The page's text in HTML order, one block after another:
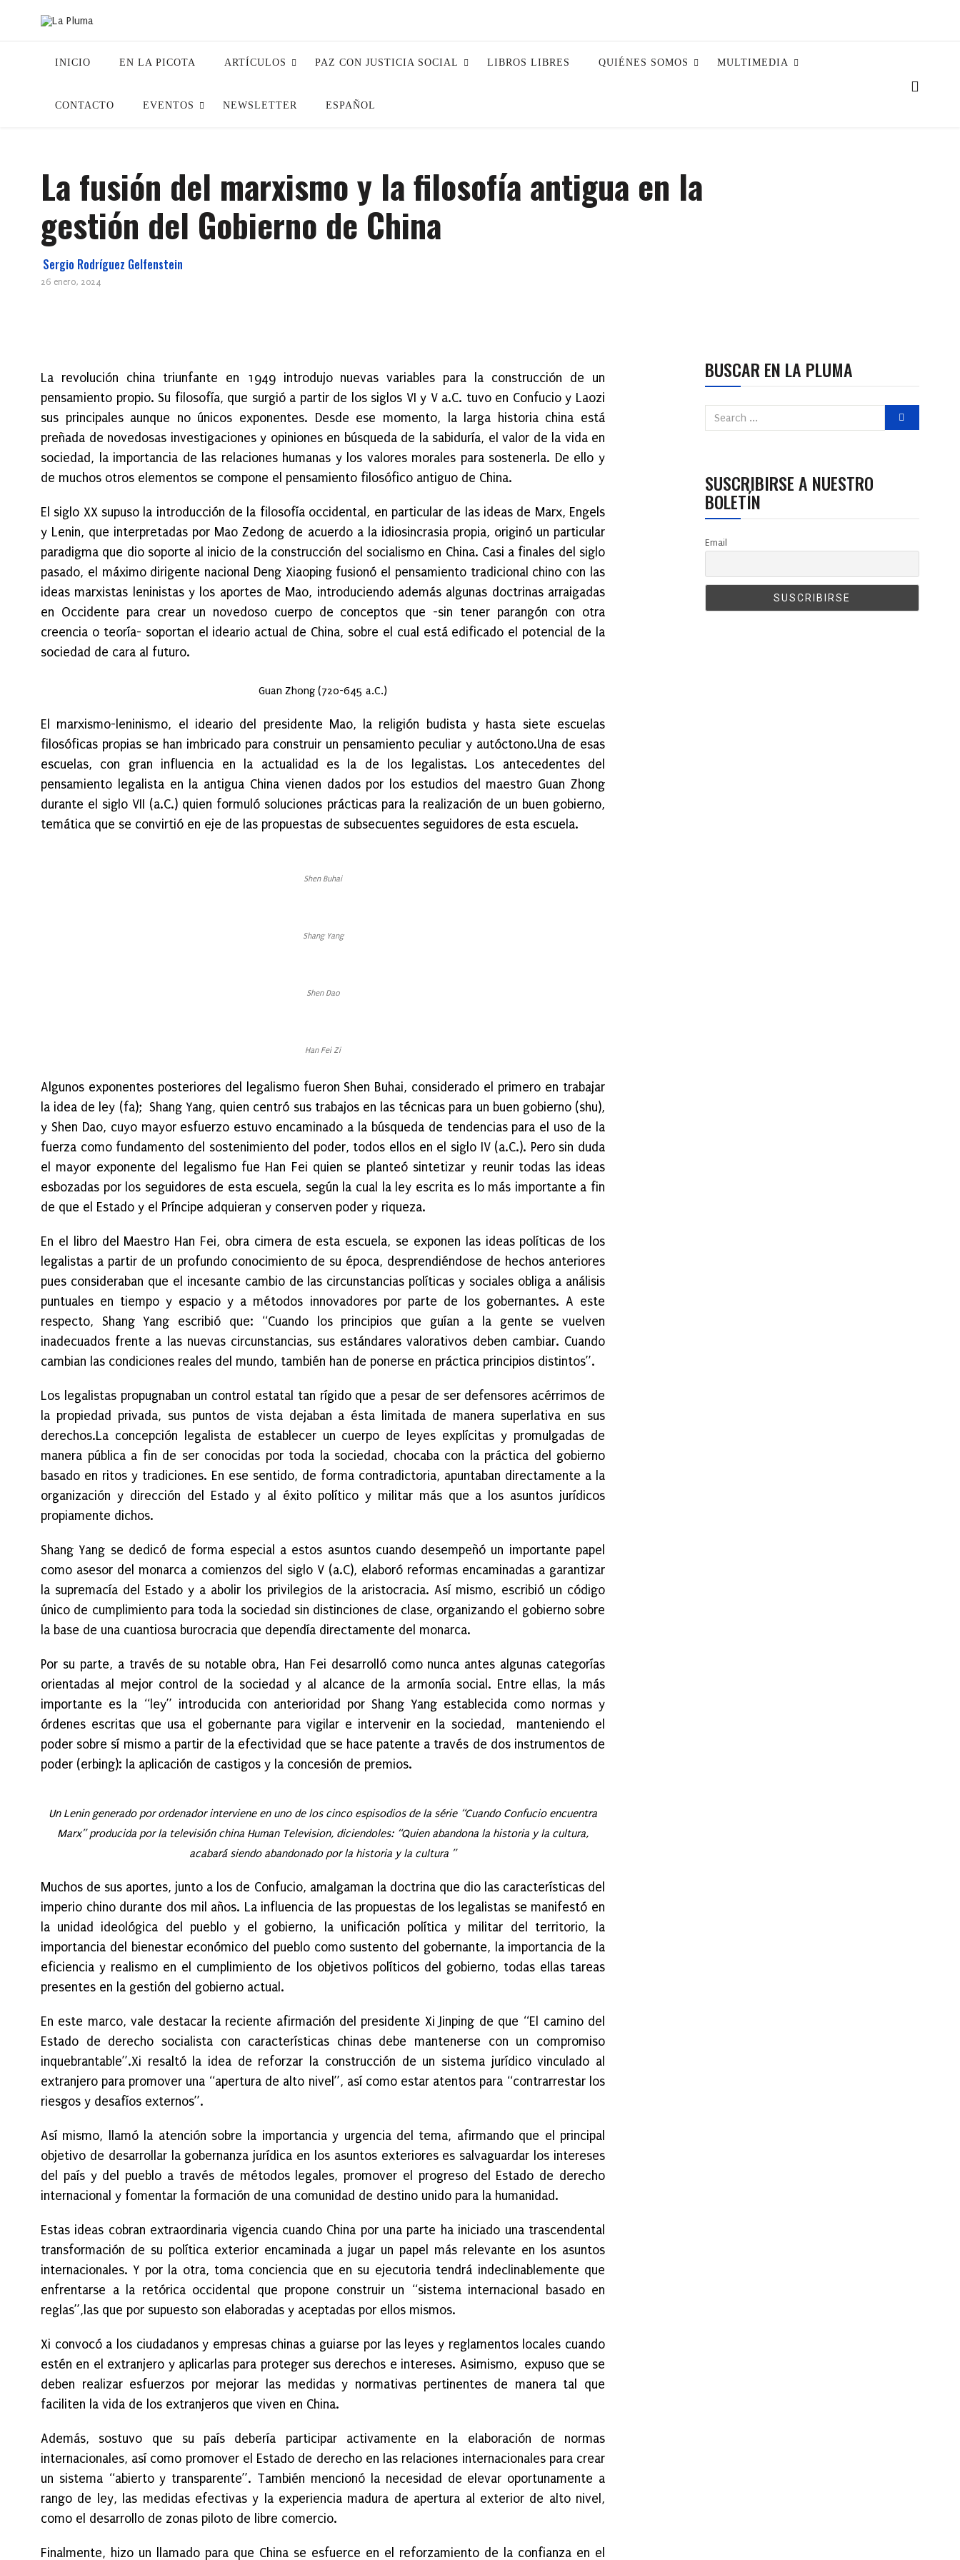
INICIO EN LA PICOTA ARTÍCULOS PAZ CON JUSTICIA SOCIAL LIBROS LIBRES QUIÉNES SOMOS MULTIMEDIA
CONTACTO EVENTOS NEWSLETTER ESPAÑOL
La fusión del marxismo y la filosofía antigua en la
gestión del Gobierno de China
Sergio Rodríguez Gelfenstein
26 enero, 2024
La revolución china triunfante en 1949 introdujo nuevas variables para la construcción de un
pensamiento propio. Su filosofía, que surgió a partir de los siglos VI y V a.C. tuvo en Confucio y Laozi
sus principales aunque no únicos exponentes. Desde ese momento, la larga historia china está
preñada de novedosas investigaciones y opiniones en búsqueda de la sabiduría, el valor de la vida en
sociedad, la importancia de las relaciones humanas y los valores morales para sostenerla. De ello y
de muchos otros elementos se compone el pensamiento filosófico antiguo de China.
El siglo XX supuso la introducción de la filosofía occidental, en particular de las ideas de Marx, Engels
y Lenin, que interpretadas por Mao Zedong de acuerdo a la idiosincrasia propia, originó un particular
paradigma que dio soporte al inicio de la construcción del socialismo en China. Casi a finales del siglo
pasado, el máximo dirigente nacional Deng Xiaoping fusionó el pensamiento tradicional chino con las
ideas marxistas leninistas y los aportes de Mao, introduciendo además algunas doctrinas arraigadas
en Occidente para crear un novedoso cuerpo de conceptos que -sin tener parangón con otra
creencia o teoría- soportan el ideario actual de China, sobre el cual está edificado el potencial de la
sociedad de cara al futuro.
Guan Zhong (720-645 a.C.)
El marxismo-leninismo, el ideario del presidente Mao, la religión budista y hasta siete escuelas
filosóficas propias se han imbricado para construir un pensamiento peculiar y autóctono.Una de esas
escuelas, con gran influencia en la actualidad es la de los legalistas. Los antecedentes del
pensamiento legalista en la antigua China vienen dados por los estudios del maestro Guan Zhong
durante el siglo VII (a.C.) quien formuló soluciones prácticas para la realización de un buen gobierno,
temática que se convirtió en eje de las propuestas de subsecuentes seguidores de esta escuela.
Shen Buhai
Shang Yang
Shen Dao
Han Fei Zi
Algunos exponentes posteriores del legalismo fueron Shen Buhai, considerado el primero en trabajar
la idea de ley (fa); Shang Yang, quien centró sus trabajos en las técnicas para un buen gobierno (shu),
y Shen Dao, cuyo mayor esfuerzo estuvo encaminado a la búsqueda de tendencias para el uso de la
fuerza como fundamento del sostenimiento del poder, todos ellos en el siglo IV (a.C.). Pero sin duda
el mayor exponente del legalismo fue Han Fei quien se planteó sintetizar y reunir todas las ideas
esbozadas por los seguidores de esta escuela, según la cual la ley escrita es lo más importante a fin
de que el Estado y el Príncipe adquieran y conserven poder y riqueza.
En el libro del Maestro Han Fei, obra cimera de esta escuela, se exponen las ideas políticas de los
legalistas a partir de un profundo conocimiento de su época, desprendiéndose de hechos anteriores
pues consideraban que el incesante cambio de las circunstancias políticas y sociales obliga a análisis
puntuales en tiempo y espacio y a métodos innovadores por parte de los gobernantes. A este
respecto, Shang Yang escribió que: “Cuando los principios que guían a la gente se vuelven
inadecuados frente a las nuevas circunstancias, sus estándares valorativos deben cambiar. Cuando
cambian las condiciones reales del mundo, también han de ponerse en práctica principios distintos”.
Los legalistas propugnaban un control estatal tan rígido que a pesar de ser defensores acérrimos de
la propiedad privada, sus puntos de vista dejaban a ésta limitada de manera superlativa en sus
derechos.La concepción legalista de establecer un cuerpo de leyes explícitas y promulgadas de
manera pública a fin de ser conocidas por toda la sociedad, chocaba con la práctica del gobierno
basado en ritos y tradiciones. En ese sentido, de forma contradictoria, apuntaban directamente a la
organización y dirección del Estado y al éxito político y militar más que a los asuntos jurídicos
propiamente dichos.
Shang Yang se dedicó de forma especial a estos asuntos cuando desempeñó un importante papel
como asesor del monarca a comienzos del siglo V (a.C), elaboró reformas encaminadas a garantizar
la supremacía del Estado y a abolir los privilegios de la aristocracia. Así mismo, escribió un código
único de cumplimiento para toda la sociedad sin distinciones de clase, organizando el gobierno sobre
la base de una cuantiosa burocracia que dependía directamente del monarca.
Por su parte, a través de su notable obra, Han Fei desarrolló como nunca antes algunas categorías
orientadas al mejor control de la sociedad y al alcance de la armonía social. Entre ellas, la más
importante es la “ley” introducida con anterioridad por Shang Yang establecida como normas y
órdenes escritas que usa el gobernante para vigilar e intervenir en la sociedad, manteniendo el
poder sobre sí mismo a partir de la efectividad que se hace patente a través de dos instrumentos de
poder (erbing): la aplicación de castigos y la concesión de premios.
Un Lenin generado por ordenador interviene en uno de los cinco espisodios de la série “Cuando Confucio encuentra
Marx” producida por la televisión china Human Television, diciendoles: “Quien abandona la historia y la cultura,
acabará siendo abandonado por la historia y la cultura ”
Muchos de sus aportes, junto a los de Confucio, amalgaman la doctrina que dio las características del
imperio chino durante dos mil años. La influencia de las propuestas de los legalistas se manifestó en
la unidad ideológica del pueblo y el gobierno, la unificación política y militar del territorio, la
importancia del bienestar económico del pueblo como sustento del gobernante, la importancia de la
eficiencia y realismo en el cumplimiento de los objetivos políticos del gobierno, todas ellas tareas
presentes en la gestión del gobierno actual.
En este marco, vale destacar la reciente afirmación del presidente Xi Jinping de que “El camino del
Estado de derecho socialista con características chinas debe mantenerse con un compromiso
inquebrantable”.Xi resaltó la idea de reforzar la construcción de un sistema jurídico vinculado al
extranjero para promover una “apertura de alto nivel”, así como estar atentos para “contrarrestar los
riesgos y desafíos externos”.
Así mismo, llamó la atención sobre la importancia y urgencia del tema, afirmando que el principal
objetivo de desarrollar la gobernanza jurídica en los asuntos exteriores es salvaguardar los intereses
del país y del pueblo a través de métodos legales, promover el progreso del Estado de derecho
internacional y fomentar la formación de una comunidad de destino unido para la humanidad.
Estas ideas cobran extraordinaria vigencia cuando China por una parte ha iniciado una trascendental
transformación de su política exterior encaminada a jugar un papel más relevante en los asuntos
internacionales. Y por la otra, toma conciencia que en su ejecutoria tendrá indeclinablemente que
enfrentarse a la retórica occidental que propone construir un “sistema internacional basado en
reglas”,las que por supuesto son elaboradas y aceptadas por ellos mismos.
Xi convocó a los ciudadanos y empresas chinas a guiarse por las leyes y reglamentos locales cuando
estén en el extranjero y aplicarlas para proteger sus derechos e intereses. Asimismo, expuso que se
deben realizar esfuerzos por mejorar las medidas y normativas pertinentes de manera tal que
faciliten la vida de los extranjeros que viven en China.
Además, sostuvo que su país debería participar activamente en la elaboración de normas
internacionales, así como promover el Estado de derecho en las relaciones internacionales para crear
un sistema “abierto y transparente”. También mencionó la necesidad de elevar oportunamente a
rango de ley, las medidas efectivas y la experiencia madura de apertura al exterior de alto nivel,
como el desarrollo de zonas piloto de libre comercio.
Finalmente, hizo un llamado para que China se esfuerce en el reforzamiento de la confianza en el
BUSCAR EN LA PLUMA
SUSCRIBIRSE A NUESTRO
BOLETÍN
Email